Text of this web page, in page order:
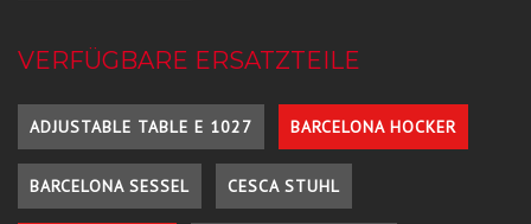
VERFÜGBARE ERSATZTEILE
ADJUSTABLE TABLE E 1027 BARCELONA HOCKER
BARCELONA SESSEL CESCA STUHL